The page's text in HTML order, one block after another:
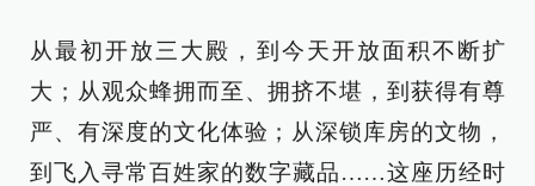
从最初开放三大殿，到今天开放面积不断扩
大；从观众蜂拥而至、拥挤不堪，到获得有尊
严、有深度的文化体验；从深锁库房的文物，
到飞入寻常百姓家的数字藏品……这座历经时